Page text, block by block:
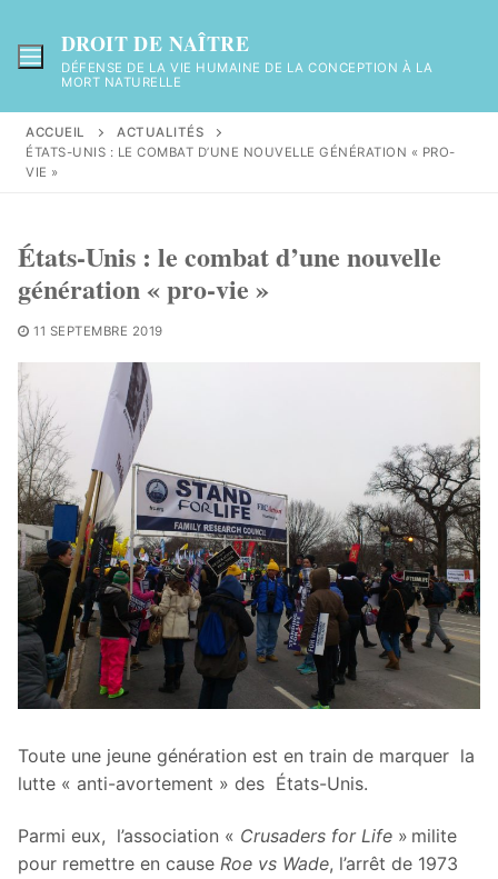
au
contenu
DROIT DE NAÎTRE
DÉFENSE DE LA VIE HUMAINE DE LA CONCEPTION À LA
MORT NATURELLE
ACCUEIL
ACTUALITÉS
ÉTATS-UNIS : LE COMBAT D’UNE NOUVELLE GÉNÉRATION « PRO-
VIE »
États-Unis : le combat d’une nouvelle
génération « pro-vie »
11 SEPTEMBRE 2019
Toute une jeune génération est en train de marquer la
lutte « anti-avortement » des États-Unis.
Parmi eux, l’association « Crusaders for Life » milite
pour remettre en cause Roe vs Wade, l’arrêt de 1973